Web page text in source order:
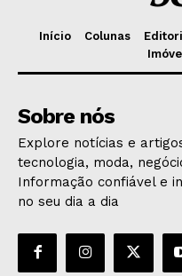
Início Colunas
Sobre nós
Explore notícias e
tecnologia, moda,
Informação confiável e
no seu dia a dia